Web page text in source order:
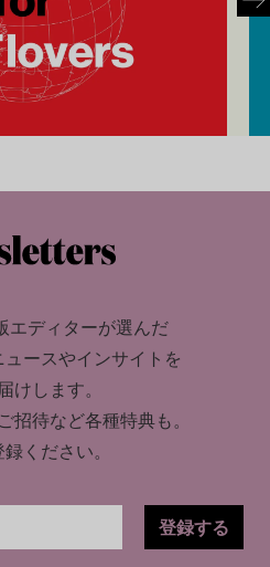
エディターが選んだ
ースやインサイトを
けします。
招待など各種特典も。
ください。
登録する